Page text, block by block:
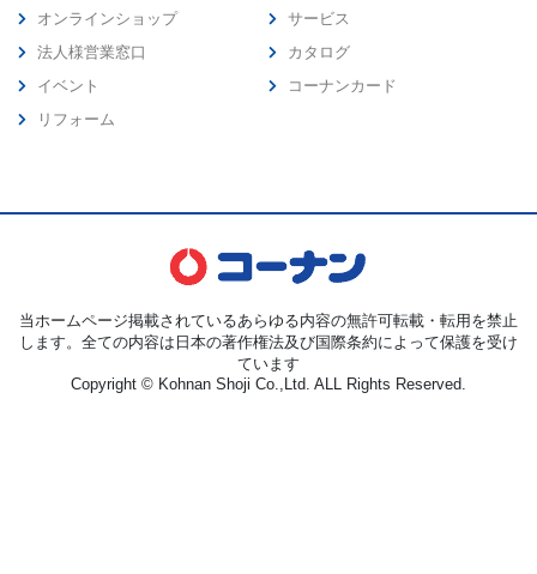
オンラインショップ
法人様営業窓口
イベント
リフォーム
サービス
カタログ
コーナンカード
当ホームページ掲載されているあらゆる内容の無許可転載・転用を禁止
します。全ての内容は日本の著作権法及び国際条約によって保護を受け
ています
Copyright © Kohnan Shoji Co.,Ltd. ALL Rights Reserved.